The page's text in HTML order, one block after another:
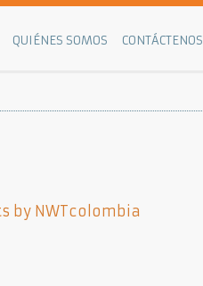
QUIÉNES SOMOS CONTÁCTENOS
by NWTcolombia